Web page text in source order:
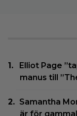
Elliot Page
manus till
Samantha
är för